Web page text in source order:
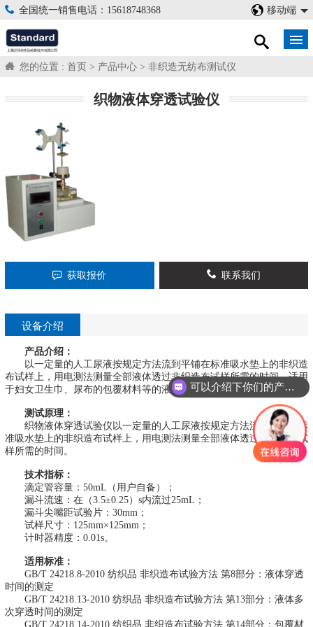
全国统一销售电话：15618748368 移动端
您的位置 : 首页 > 产品中心 > 非织造无纺布测试仪
织物液体穿透试验仪
获取报价 联系我们
设备介绍
产品介绍：
以一定量的人工尿液按规定方法流到平铺在标准吸水垫上的非织造
布试样上，用电测法测量全部液体透过非织造布试样所需的时间。适用
于妇女卫生巾、尿布的包覆材料等的液体穿透性的试验。
测试原理：
织物液体穿透试验仪以一定量的人工尿液按规定方法流到平铺在标
准吸水垫上的非织造布试样上，用电测法测量全部液体透过非织造布试
样所需的时间。
技术指标：
滴定管容量：50mL（用户自备）；
漏斗流速：在（3.5±0.25）s内流过25mL；
漏斗尖嘴距试验片：30mm；
试样尺寸：125mm×125mm；
计时器精度：0.01s。
适用标准：
GB/T 24218.8-2010 纺织品 非织造布试验方法 第8部分：液体穿透
时间的测定
GB/T 24218.13-2010 纺织品 非织造布试验方法 第13部分：液体多
次穿透时间的测定
GB/T 24218.14-2010 纺织品 非织造布试验方法 第14部分：包覆材
可以介绍下你们的产品么？